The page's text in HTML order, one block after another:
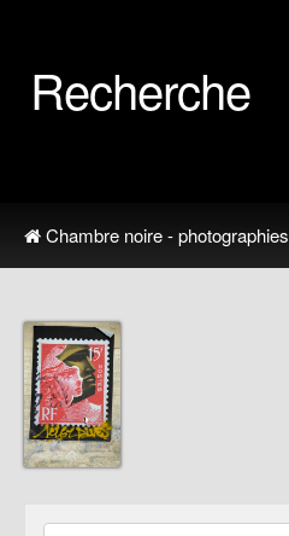
Recherche
Chambre noire - photographies